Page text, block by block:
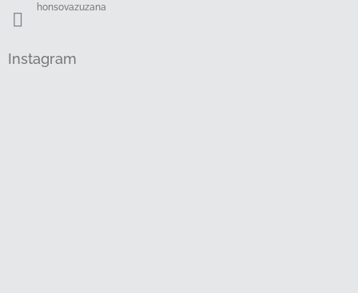
honsovazuzana
Instagram